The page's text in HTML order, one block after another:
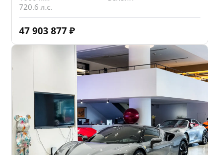
720.6 л.с.
47 903 877 ₽